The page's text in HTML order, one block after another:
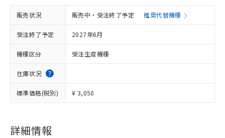
販売状況 販売中・受注終了予定 推奨代替機種
受注終了予定 2027年6月
機種区分 受注生産機種
在庫状況
標準価格(税別) ¥ 3,050
詳細情報